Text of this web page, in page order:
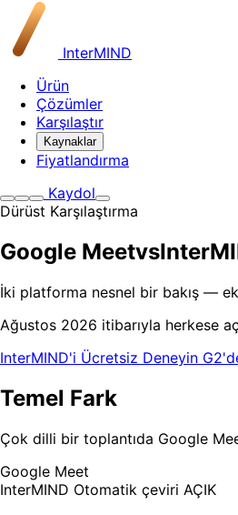
InterMIND
Ürün
Çözümler
Karşılaştır
Kaynaklar
Fiyatlandırma
Kaydol
Dürüst Karşılaştırma
Google Meetvs
İki platforma nesnel bir bakış —
Ağustos 2026 itibarıyla herkese
InterMIND'i Ücretsiz Deneyin
Temel Fark
Çok dilli bir toplantıda Google
Google Meet
InterMIND Otomatik çeviri AÇIK